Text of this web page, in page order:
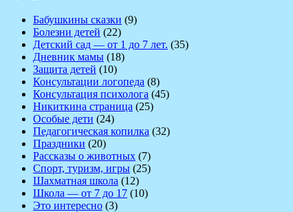
Бабушкины сказки (9)
Болезни детей (22)
Детский сад — от 1 до 7 лет. (35)
Дневник мамы (18)
Защита детей (10)
Консультации логопеда (8)
Консультация психолога (45)
Никиткина страница (25)
Особые дети (24)
Педагогическая копилка (32)
Праздники (20)
Рассказы о животных (7)
Спорт, туризм, игры (25)
Шахматная школа (12)
Школа — от 7 до 17 (10)
Это интересно (3)